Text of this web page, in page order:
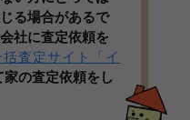
る場合があるで
社に査定依頼を
査定サイト「イ
家の査定依頼をし
格いくら？
ート